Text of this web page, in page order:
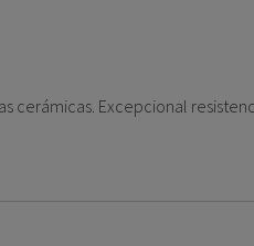
cerámicas. Excepcional